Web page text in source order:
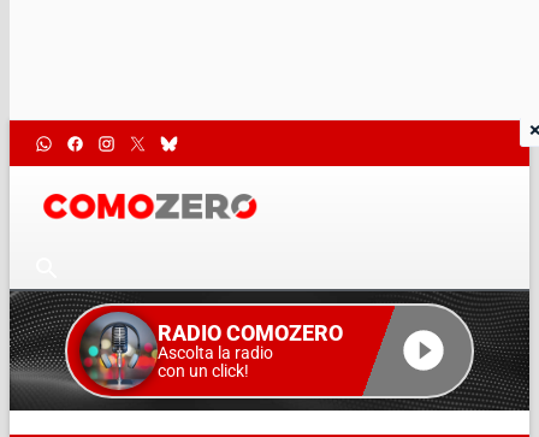
RADIO COMOZERO
Ascolta la radio
con un click!